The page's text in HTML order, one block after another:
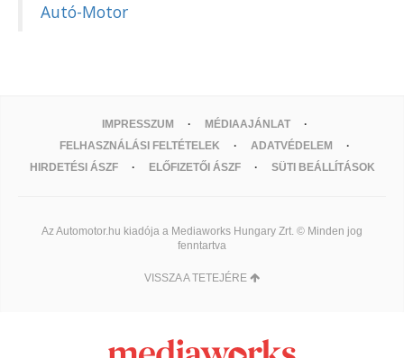
Autó-Motor
IMPRESSZUM
MÉDIAAJÁNLAT
FELHASZNÁLÁSI FELTÉTELEK
ADATVÉDELEM
HIRDETÉSI ÁSZF
ELŐFIZETŐI ÁSZF SÜTI BEÁLLÍTÁSOK
Az Automotor.hu kiadója a Mediaworks Hungary Zrt. © Minden jog
fenntartva
VISSZA A TETEJÉRE